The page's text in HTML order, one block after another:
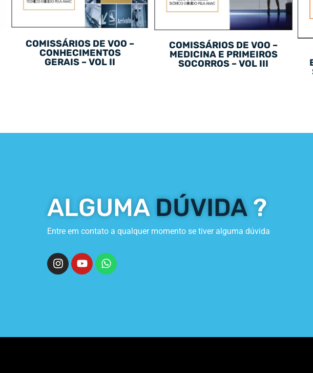
COMISSÁRIOS DE VOO –
CONHECIMENTOS
GERAIS – VOL II
COMISSÁRIOS DE VOO –
MEDICINA E PRIMEIROS
SOCORROS – VOL III
ALGUMA DÚVIDA ?
Entre em contato a qualquer momento se tiver alguma dúvida